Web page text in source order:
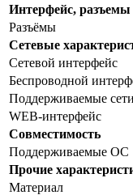
Интерфейс,
Разъёмы
Сетевые
Сетевой интерфейс
Беспроводной
Поддерживаемые
WEB-интерфейс
Совместимость
Поддерживаемые ОС
Прочие
Материал